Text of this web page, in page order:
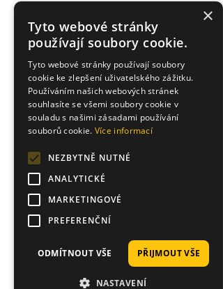
×
Tyto webové stránky
používají soubory cookie.
Tyto webové stránky používají soubory
cookie ke zlepšení uživatelského zážitku.
Používáním našich webových stránek
souhlasíte se všemi soubory cookie v
souladu s našimi zásadami používání
souborů cookie. Více informací
NEZBYTNĚ NUTNÉ
ANALYTICKÉ
MARKETINGOVÉ
PREFERENČNÍ
PŘIJMOUT VŠE
ODMÍTNOUT VŠE
NASTAVENÍ